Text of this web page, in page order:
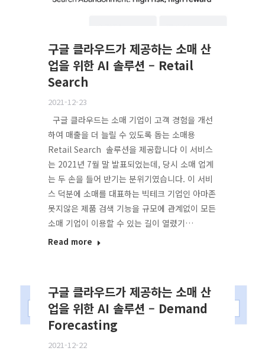
구글 클라우드가 제공하는 소매 산
업을 위한 AI 솔루션 – Retail
Search
2021-12-23
구글 클라우드는 소매 기업이 고객 경험을 개선
하여 매출을 더 늘릴 수 있도록 돕는 소매용
Retail Search 솔루션을 제공합니다 이 서비스
는 2021년 7월 말 발표되었는데, 당시 소매 업계
는 두 손을 들어 반기는 분위기였습니다. 이 서비
스 덕분에 소매를 대표하는 빅테크 기업인 아마존
못지않은 제품 검색 기능을 규모에 관계없이 모든
소매 기업이 이용할 수 있는 길이 열렸기…
Read more
구글 클라우드가 제공하는 소매 산
업을 위한 AI 솔루션 – Demand
Forecasting
2021-12-22